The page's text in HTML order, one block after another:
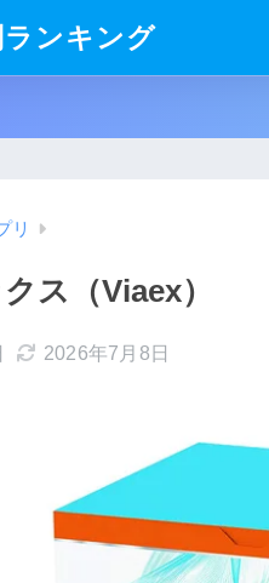
ンキング
リ
ス（Viaex）
2026年7月8日